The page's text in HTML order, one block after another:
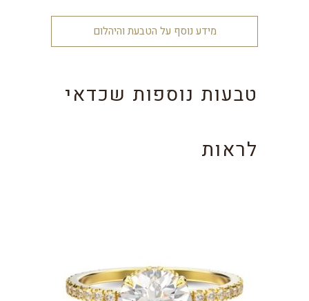
מידע נוסף על הטבעת והיהלום
טבעות נוספות שכדאי
לראות